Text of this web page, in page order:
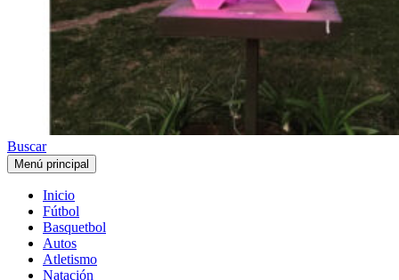
Buscar
Menú principal
Inicio
Fútbol
Basquetbol
Autos
Atletismo
Natación